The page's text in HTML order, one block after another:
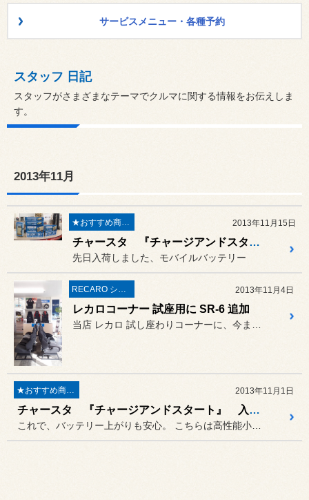
サービスメニュー・各種予約
スタッフ 日記
スタッフがさまざまなテーマでクルマに関する情報をお伝えしま
す。
2013年11月
2013年11月15日
チャースタ 『チャージアンドスタート』 販売開始
先日入荷しました、モバイルバッテリー
2013年11月4日
レカロコーナー 試座用に SR-6 追加
★おすすめ商品★ 2013年11月1日
チャースタ 『チャージアンドスタート』 入荷しました！